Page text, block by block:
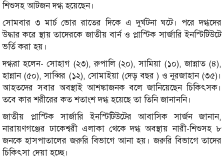
শিশুসহ আটজন দগ্ধ হয়েছেন।
সোমবার ৩ মার্চ ভোর রাতের দিকে এ দুর্ঘটনা ঘটে। পরে দগ্ধদের
উদ্ধার করে স্থায় তাদেরকে জাতীয় বার্ন ও প্লাস্টিক সার্জারি ইনস্টিটিউটে
ভর্তি করা হয়।
দগ্ধরা হলেন- সোহাগ (২৩), রুপালি (২০), সামিয়া (১০), জান্নাত (৪),
হান্নান (৫০), সাব্বির (১২), সোমাইয়া (দেড় বছর ) ও নুরজাহান (৩৫)।
আহতদের সবার অবস্থাই আশঙ্কাজনক বলে জানিয়েছেন চিকিৎসক।
তবে কার শরীরের কত শতাংশ দগ্ধ হয়েছে তা তিনি জানাননি।
জাতীয় প্লাস্টিক সার্জারি ইনস্টিটিউটের আবাসিক সার্জন জানান,
নারায়ণগঞ্জের ঢাকেশ্বরী এলাকা থেকে দগ্ধ অবস্থায় নারী-শিশুসহ ৮
জনকে হাসপাতালের জরুরি বিভাগে আনা হয়। জরুরি বিভাগে তাদের
চিকিৎসা দেয়া হচ্ছে।